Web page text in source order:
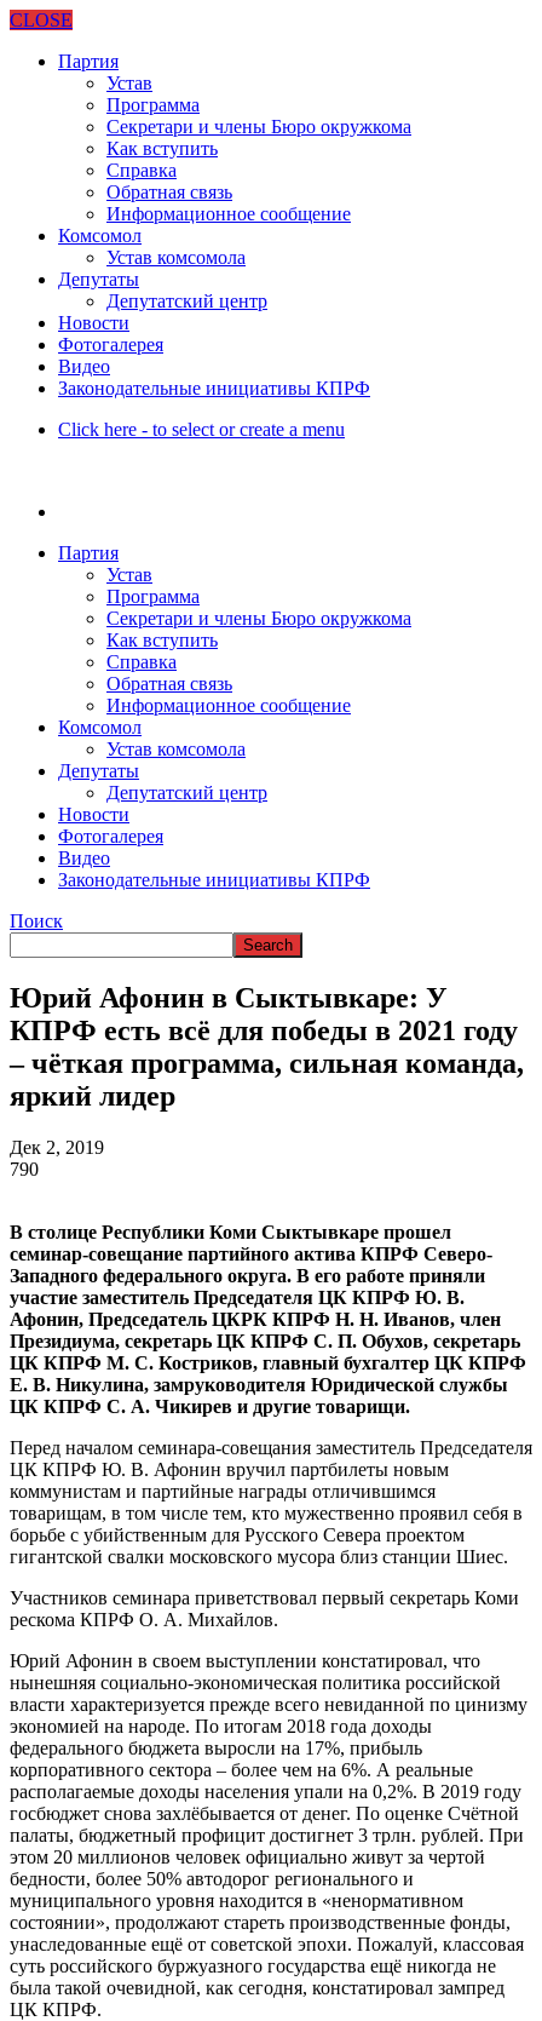
CLOSE
Партия
Устав
Программа
Секретари и члены Бюро окружкома
Как вступить
Справка
Обратная связь
Информационное сообщение
Комсомол
Устав комсомола
Депутаты
Депутатский центр
Новости
Фотогалерея
Видео
Законодательные инициативы КПРФ
Click here - to select or create a menu
Партия
Устав
Программа
Секретари и члены Бюро окружкома
Как вступить
Справка
Обратная связь
Информационное сообщение
Комсомол
Устав комсомола
Депутаты
Депутатский центр
Новости
Фотогалерея
Видео
Законодательные инициативы КПРФ
Поиск
Юрий Афонин в Сыктывкаре: У
КПРФ есть всё для победы в 2021 году
– чёткая программа, сильная команда,
яркий лидер
Дек 2, 2019
790
В столице Республики Коми Сыктывкаре прошел
семинар-совещание партийного актива КПРФ Северо-
Западного федерального округа. В его работе приняли
участие заместитель Председателя ЦК КПРФ Ю. В.
Афонин, Председатель ЦКРК КПРФ Н. Н. Иванов, член
Президиума, секретарь ЦК КПРФ С. П. Обухов, секретарь
ЦК КПРФ М. С. Костриков, главный бухгалтер ЦК КПРФ
Е. В. Никулина, замруководителя Юридической службы
ЦК КПРФ С. А. Чикирев и другие товарищи.
Перед началом семинара-совещания заместитель Председателя
ЦК КПРФ Ю. В. Афонин вручил партбилеты новым
коммунистам и партийные награды отличившимся
товарищам, в том числе тем, кто мужественно проявил себя в
борьбе с убийственным для Русского Севера проектом
гигантской свалки московского мусора близ станции Шиес.
Участников семинара приветствовал первый секретарь Коми
рескома КПРФ О. А. Михайлов.
Юрий Афонин в своем выступлении констатировал, что
нынешняя социально-экономическая политика российской
власти характеризуется прежде всего невиданной по цинизму
экономией на народе. По итогам 2018 года доходы
федерального бюджета выросли на 17%, прибыль
корпоративного сектора – более чем на 6%. А реальные
располагаемые доходы населения упали на 0,2%. В 2019 году
госбюджет снова захлёбывается от денег. По оценке Счётной
палаты, бюджетный профицит достигнет 3 трлн. рублей. При
этом 20 миллионов человек официально живут за чертой
бедности, более 50% автодорог регионального и
муниципального уровня находится в «ненормативном
состоянии», продолжают стареть производственные фонды,
унаследованные ещё от советской эпохи. Пожалуй, классовая
суть российского буржуазного государства ещё никогда не
была такой очевидной, как сегодня, констатировал зампред
ЦК КПРФ.